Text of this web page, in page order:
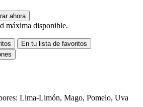
ahora
máxima disponible.
En tu lista de favoritos
Lima-Limón, Mago, Pomelo, Uva